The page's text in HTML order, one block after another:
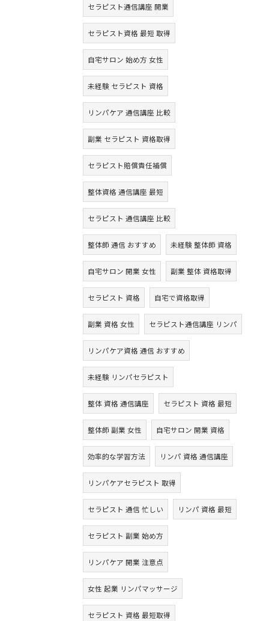
セラピスト通信講座 開業
セラピスト資格 最短 取得
自宅サロン 始め方 女性
未経験 セラピスト 資格
リンパケア 通信講座 比較
副業 セラピスト 資格取得
セラピスト賠償責任補償
整体資格 通信講座 最短
セラピスト 通信講座 比較
整体師 通信 おすすめ 未経験 整体師 資格
自宅サロン 開業 女性 副業 整体 資格取得
セラピスト 資格 自宅で資格取得
副業 資格 女性 セラピスト通信講座 リンパ
リンパケア資格 通信 おすすめ
未経験 リンパセラピスト
整体 資格 通信講座 セラピスト 資格 最短
整体師 副業 女性 自宅サロン 開業 資格
効率的な学習方法 リンパ 資格 通信講座
リンパケアセラピスト 取得
セラピスト 通信 忙しい リンパ 資格 最短
セラピスト 副業 始め方
リンパケア 開業 注意点
女性 起業 リンパマッサージ
セラピスト 資格 最短取得